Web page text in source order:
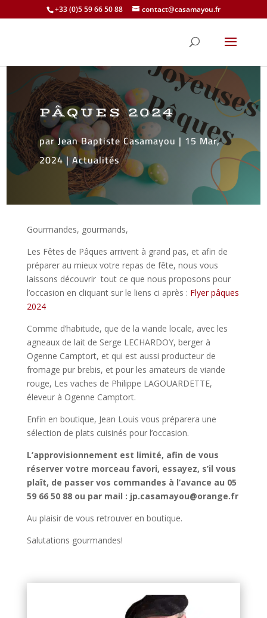
+33 (0)5 59 66 50 88 contact@casamayou.fr
PÂQUES 2024
parJean Baptiste Casamayou | 15 Mar,
2024|Actualités
Gourmandes, gourmands,
Les Fêtes de Pâques arrivent à grand pas, et afin de
préparer au mieux votre repas de fête, nous vous
laissons découvrir tout ce que nous proposons pour
l’occasion en cliquant sur le liens ci après : Flyer pâques
2024
Comme d’habitude, que de la viande locale, avec les
agneaux de lait de Serge LECHARDOY, berger à
Ogenne Camptort, et qui est aussi producteur de
fromage pur brebis, et pour les amateurs de viande
rouge, Les vaches de Philippe LAGOUARDETTE,
éleveur à Ogenne Camptort.
Enfin en boutique, Jean Louis vous préparera une
sélection de plats cuisinés pour l’occasion.
L’approvisionnement est limité, afin de vous
réserver votre morceau favori, essayez, s’il vous
plaît, de passer vos commandes à l’avance au 05
59 66 50 88 ou par mail : jp.casamayou@orange.fr
Au plaisir de vous retrouver en boutique.
Salutations gourmandes!